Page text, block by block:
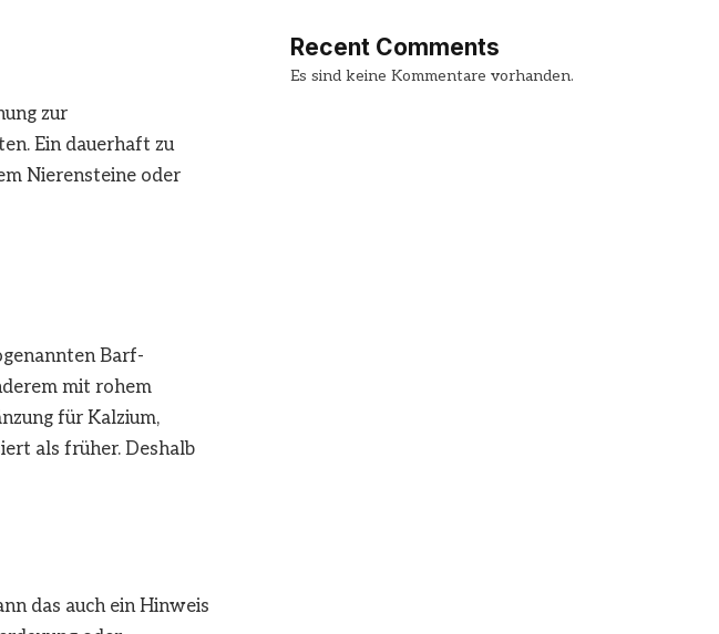
zur
Ein dauerhaft zu
Nierensteine oder
Barf-
mit rohem
für Kalzium,
als früher. Deshalb
das auch ein Hinweis
Recent Comments
Es sind keine Kommentare vorhanden.